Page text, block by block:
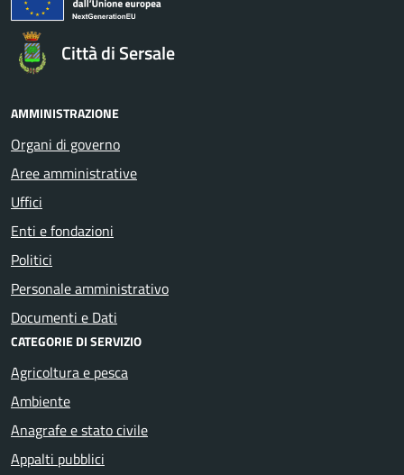
Città di Sersale
AMMINISTRAZIONE
Organi di governo
Aree amministrative
Uffici
Enti e fondazioni
Politici
Personale amministrativo
Documenti e Dati
CATEGORIE DI SERVIZIO
Agricoltura e pesca
Ambiente
Anagrafe e stato civile
Appalti pubblici